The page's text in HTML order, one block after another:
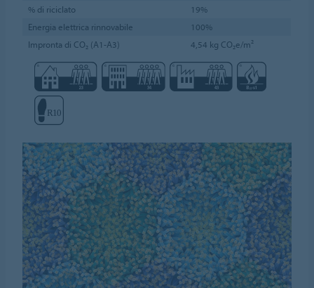
% di riciclato
19%
Energia elettrica rinnovabile
100%
Impronta di CO₂ (A1-A3)
4,54 kg CO₂e/m²